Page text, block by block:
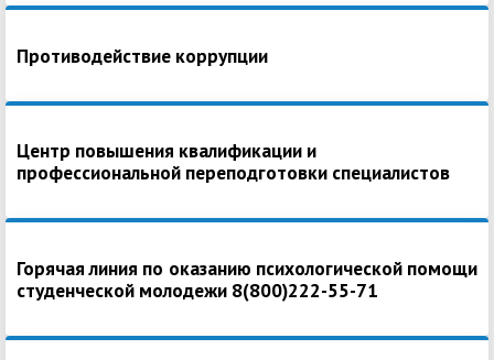
Противодействие коррупции
Центр повышения квалификации и
профессиональной переподготовки специалистов
Горячая линия по оказанию психологической помощи
студенческой молодежи 8(800)222-55-71